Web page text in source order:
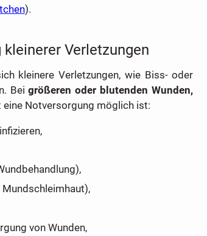
).
Verletzungen
kleinere Verletzungen, wie Biss- oder
Beigrößeren oder blutenden Wunden,
Notversorgung möglich ist:
von Wunden,